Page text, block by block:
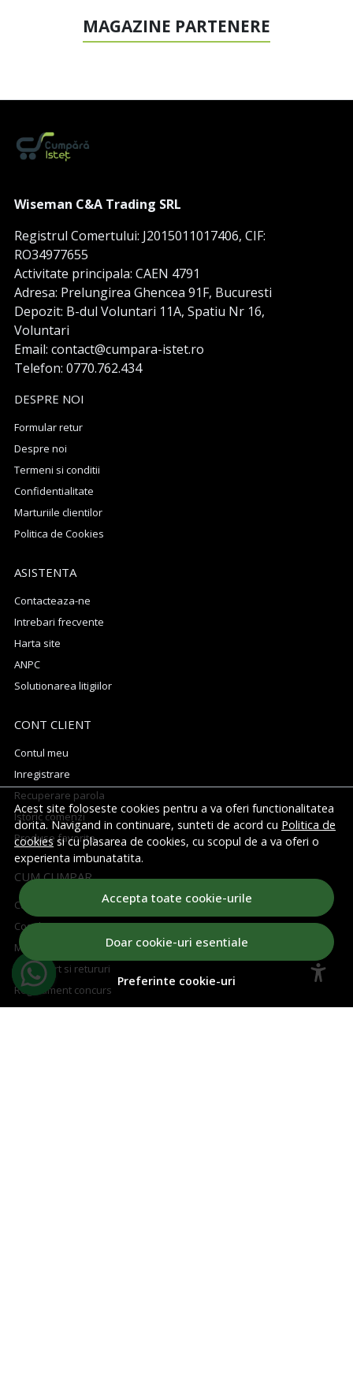
Acest site foloseste cookies pentru a va oferi functionalitatea
dorita. Navigand in continuare, sunteti de acord cu Politica de
cookiessi cu plasarea de cookies, cu scopul de a va oferi o
experienta imbunatatita.
Accepta toate cookie-urile
Doar cookie-uri esentiale
Preferinte cookie-uri
MAGAZINE PARTENERE
Wiseman C&A Trading SRL
Registrul Comertului: J2015011017406, CIF:
RO34977655
Activitate principala: CAEN 4791
Adresa: Prelungirea Ghencea 91F, Bucuresti
Depozit: B-dul Voluntari 11A, Spatiu Nr 16,
Voluntari
Email: contact@cumpara-istet.ro
Telefon: 0770.762.434
DESPRE NOI
Formular retur
Despre noi
Termeni si conditii
Confidentialitate
Marturiile clientilor
Politica de Cookies
ASISTENTA
Contacteaza-ne
Intrebari frecvente
Harta site
ANPC
Solutionarea litigiilor
CONT CLIENT
Contul meu
Inregistrare
Recuperare parola
Istoric comenzi
Produse favorite
CUM CUMPAR
Cum cumpar
Cosul meu
Metode de plata
Transport si retururi
Regulament concurs